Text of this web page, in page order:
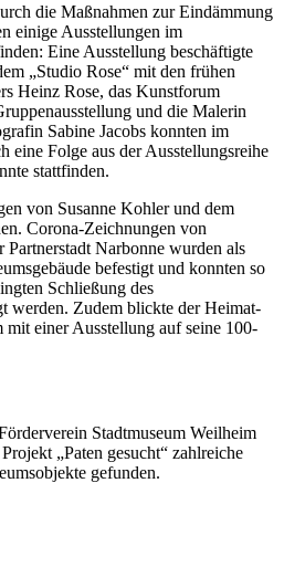
die Maßnahmen zur Eindämmung
einige Ausstellungen im
Eine Ausstellung beschäftigte
„Studio Rose“ mit den frühen
Heinz Rose, das Kunstforum
und die Malerin
Sabine Jacobs konnten im
eine Folge aus der Ausstellungsreihe
stattfinden.
von Susanne Kohler und dem
Corona-Zeichnungen von
Partnerstadt Narbonne wurden als
befestigt und konnten so
Schließung des
werden. Zudem blickte der Heimat-
einer Ausstellung auf seine 100-
Stadtmuseum Weilheim
„Paten gesucht“ zahlreiche
gefunden.